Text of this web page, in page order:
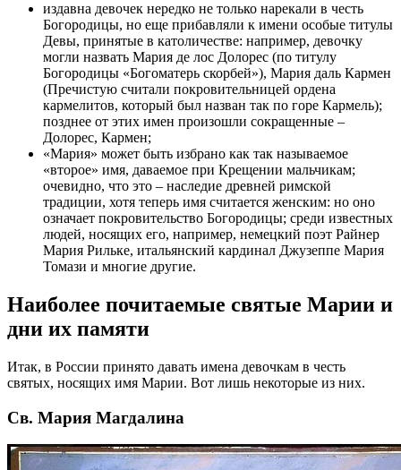
издавна девочек нередко не только нарекали в честь
Богородицы, но еще прибавляли к имени особые титулы
Девы, принятые в католичестве: например, девочку
могли назвать Мария де лос Долорес (по титулу
Богородицы «Богоматерь скорбей»), Мария даль Кармен
(Пречистую считали покровительницей ордена
кармелитов, который был назван так по горе Кармель);
позднее от этих имен произошли сокращенные –
Долорес, Кармен;
«Мария» может быть избрано как так называемое
«второе» имя, даваемое при Крещении мальчикам;
очевидно, что это – наследие древней римской
традиции, хотя теперь имя считается женским: но оно
означает покровительство Богородицы; среди известных
людей, носящих его, например, немецкий поэт Райнер
Мария Рильке, итальянский кардинал Джузеппе Мария
Томази и многие другие.
Наиболее почитаемые святые Марии и
дни их памяти
Итак, в России принято давать имена девочкам в честь
святых, носящих имя Марии. Вот лишь некоторые из них.
Св. Мария Магдалина